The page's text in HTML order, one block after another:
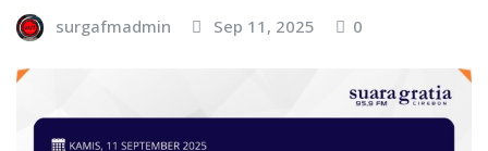
surgafmadmin Sep 11, 2025 0